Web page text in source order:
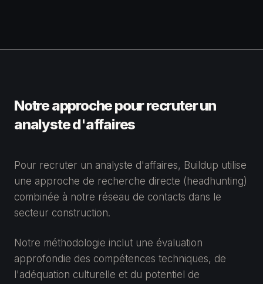
Notre approche pour recruter un
analyste d'affaires
Pour recruter un analyste d'affaires, Buildup utilise
une approche de recherche directe (headhunting)
combinée à notre réseau de contacts dans le
secteur construction.
Notre méthodologie inclut une évaluation
approfondie des compétences techniques, de
l'adéquation culturelle et du potentiel de